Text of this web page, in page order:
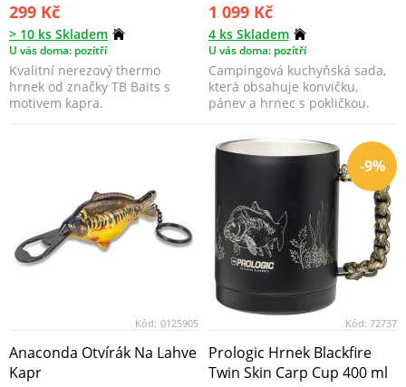
299 Kč
> 10 ks Skladem
U vás doma: pozítří
Kvalitní nerezový thermo
hrnek od značky TB Baits s
motivem kapra.
1 099 Kč
4 ks Skladem
U vás doma: pozítří
Campingová kuchyňská sada,
která obsahuje konvičku,
pánev a hrnec s pokličkou.
Kód: 0125905
Anaconda Otvírák Na Lahve
Kapr
-9%
Kód: 72737
Prologic Hrnek Blackfire
Twin Skin Carp Cup 400 ml